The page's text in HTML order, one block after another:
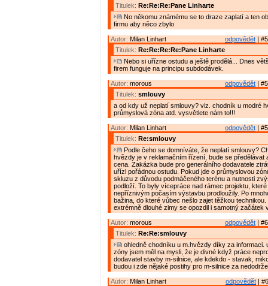
Titulek: Re:Re:Re:Pane Linharte
No někomu známému se to draze zaplatí a ten
firmu aby něco zbylo
odpovědět |
Autor: Milan Linhart
Titulek: Re:Re:Re:Re:Pane Linharte
Nebo si uřízne ostudu a ještě prodělá... Dnes
firem funguje na principu subdodávek.
odpovědět |
Autor: morous
Titulek: smlouvy
a od kdy už neplatí smlouvy? viz. chodník u modré
průmyslová zóna atd. vysvětlete nám to!!!
odpovědět |
Autor: Milan Linhart
Titulek: Re:smlouvy
Podle čeho se domníváte, že neplatí smlouvy?
hvězdy je v reklamačním řízení, bude se předělávat
cena. Zakázka bude pro generálního dodavatele
uřízl pořádnou ostudu. Pokud jde o průmyslovou
skluzu z důvodu podmáčeného terénu a nutnosti
podloží. To byly vícepráce nad rámec projektu,
nepříznivým počasím výstavbu prodloužily. Po
bažina, do které vůbec nešlo zajet těžkou technikou.
extrémně dlouhé zimy se opozdil i samotný začátek
odpovědět |
Autor: morous
Titulek: Re:Re:smlouvy
ohledně chodníku u m.hvězdy díky za informaci.
zóny jsem měl na mysli, že je divné když práce
dodavatel stavby m-silnice, ale kdekdo - stavak,
budou i zde nějaké postihy pro m-silnice za
odpovědět |
Autor: Milan Linhart